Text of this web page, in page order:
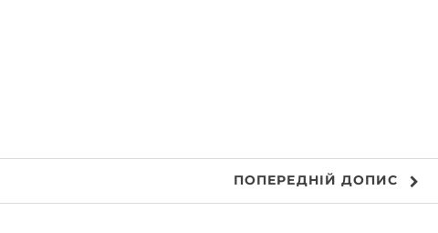
ПОПЕРЕДНІЙ ДОПИС